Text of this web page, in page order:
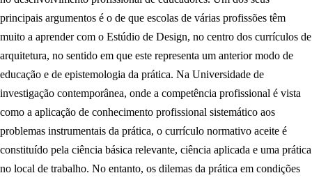
principais argumentos é o de que escolas de várias profissões têm
muito a aprender com o Estúdio de Design, no centro dos currículos de
arquitetura, no sentido em que este representa um anterior modo de
educação e de epistemologia da prática. Na Universidade de
investigação contemporânea, onde a competência profissional é vista
como a aplicação de conhecimento profissional sistemático aos
problemas instrumentais da prática, o currículo normativo aceite é
constituído pela ciência básica relevante, ciência aplicada e uma prática
no local de trabalho. No entanto, os dilemas da prática em condições